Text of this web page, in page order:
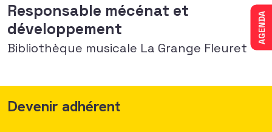
AGENDA
Responsable mécénat et
développement
Bibliothèque musicale La Grange Fleuret
Devenir adhérent